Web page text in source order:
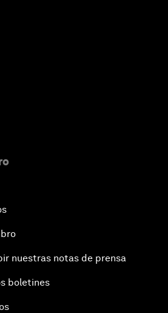
nuestras notas de prensa
boletines